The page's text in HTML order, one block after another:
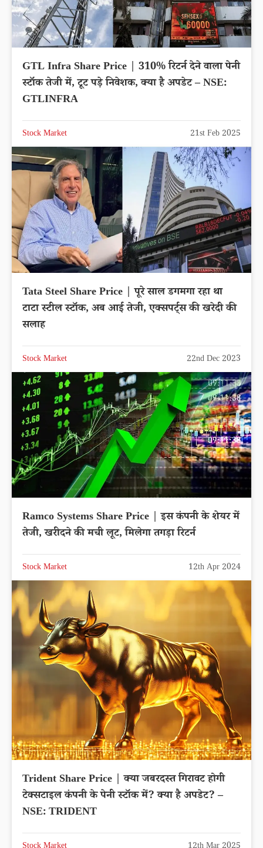
GTL Infra Share Price | 310% रिटर्न देने वाला पेनी
स्टॉक तेजी में, टूट पड़े निवेशक, क्या है अपडेट – NSE:
GTLINFRA
Stock Market 21st Feb 2025
Tata Steel Share Price | पूरे साल डगमगा रहा था
टाटा स्टील स्टॉक, अब आई तेजी, एक्सपर्ट्स की खरेदी की
सलाह
Stock Market 22nd Dec 2023
Ramco Systems Share Price | इस कंपनी के शेयर में
तेजी, खरीदने की मची लूट, मिलेगा तगड़ा रिटर्न
Stock Market 12th Apr 2024
Trident Share Price | क्या जबरदस्त गिरावट होगी
टेक्सटाइल कंपनी के पेनी स्टॉक में? क्या है अपडेट? –
NSE: TRIDENT